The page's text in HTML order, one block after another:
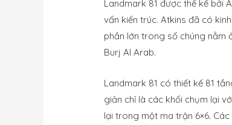
Landmark 81 được thế kế bởi
vấn kiến trúc. Atkins đã có
phần lớn trong số chúng nằm
Burj Al Arab.
Landmark 81 có thiết kế 81
giản chỉ là các khối chụm lại
lại trong một ma trận 6×6.